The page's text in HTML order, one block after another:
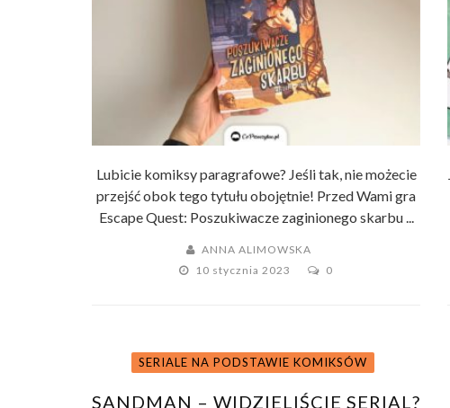
Lubicie komiksy paragrafowe? Jeśli tak, nie możecie
przejść obok tego tytułu obojętnie! Przed Wami gra
Escape Quest: Poszukiwacze zaginionego skarbu ...
ANNA ALIMOWSKA
10 stycznia 2023
0
SERIALE NA PODSTAWIE KOMIKSÓW
SANDMAN – WIDZIELIŚCIE SERIAL?